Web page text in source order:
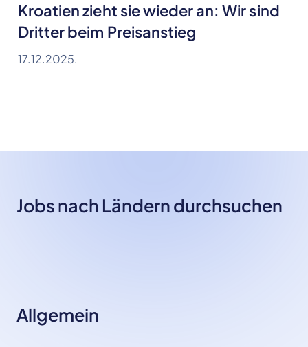
Kroatien zieht sie wieder an: Wir sind
Dritter beim Preisanstieg
17.12.2025.
Jobs nach Ländern durchsuchen
Allgemein